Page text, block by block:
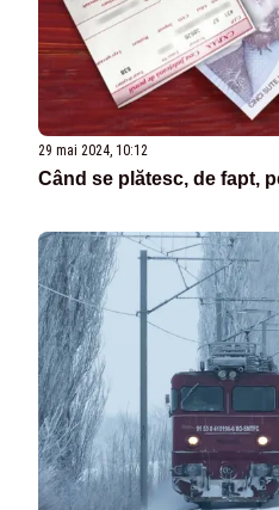
29 mai 2024, 10:12
Când se plătesc, de fapt,